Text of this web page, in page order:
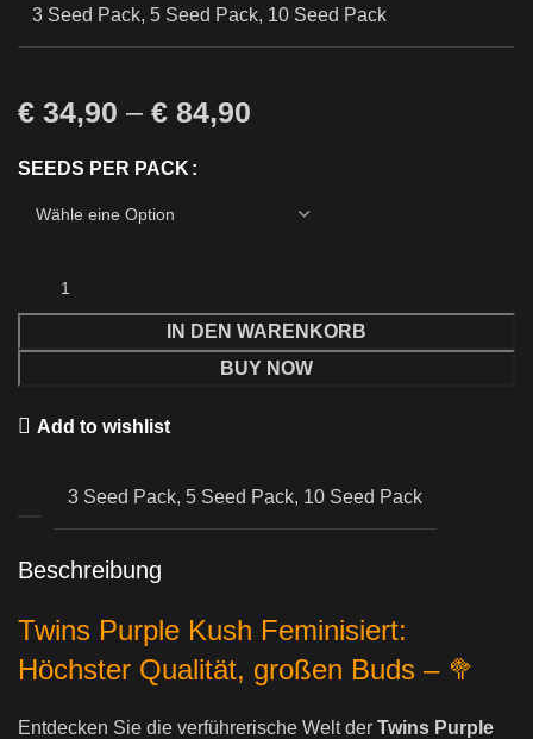
3 Seed Pack, 5 Seed Pack, 10 Seed Pack
€ 34,90 –€ 84,90
SEEDS PER PACK
IN DEN WARENKORB
BUY NOW
Add to wishlist
3 Seed Pack, 5 Seed Pack, 10 Seed Pack
Beschreibung
Twins Purple Kush Feminisiert:
Höchster Qualität, großen Buds – 🥦
Entdecken Sie die verführerische Welt der Twins Purple